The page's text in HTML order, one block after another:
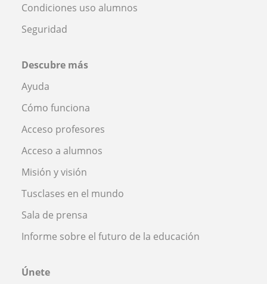
Condiciones uso alumnos
Seguridad
Descubre más
Ayuda
Cómo funciona
Acceso profesores
Acceso a alumnos
Misión y visión
Tusclases en el mundo
Sala de prensa
Informe sobre el futuro de la educación
Únete